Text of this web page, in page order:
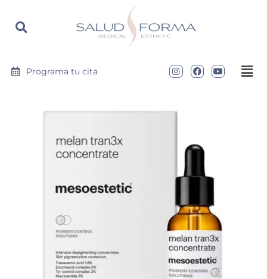
https://saludyformamedical.com
Programa tu cita